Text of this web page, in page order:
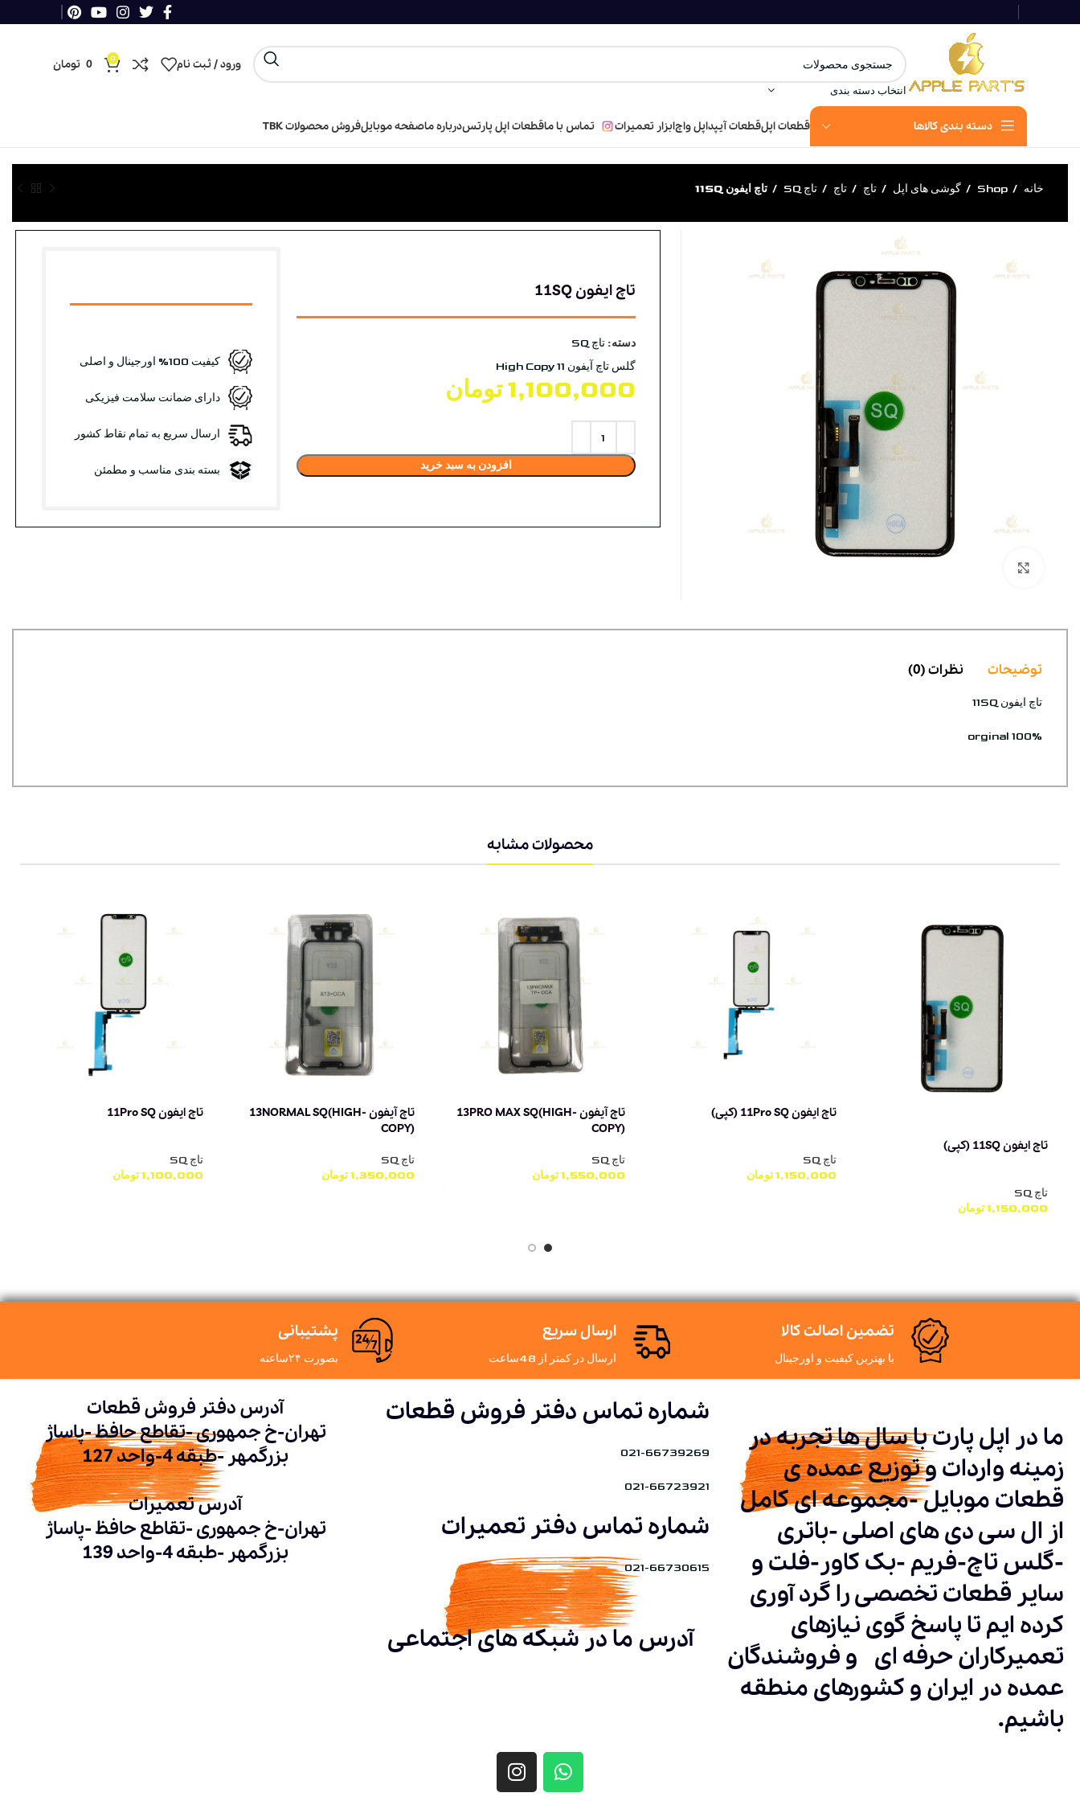
انتخاب دسته بندی
ورود / ثبت نام 0
0 تومان
دسته بندی کالاها قطعات اپلقطعات آیپداپل واچابزار تعمیرات تماس با ماقطعات اپل پارتسدرباره ماصفحه موبایلفروش محصولات TBK
خانه Shop گوشی های اپل تاچ تاچ تاچ SQ تاچ ایفون 11SQ
تاچ ایفون 11SQ
دسته: تاچ SQ
گلس تاچ آیفون 11 High Copy
1,100,000 تومان
افزودن به سبد خرید
کیفیت 100% اورجینال و اصلی
دارای ضمانت سلامت فیزیکی
ارسال سریع به تمام نقاط کشور
بسته بندی مناسب و مطمئن
توضیحات نظرات (0)
تاچ ایفون 11SQ
orginal 100%
محصولات مشابه
تاچ ایفون 11SQ (کپی)
تاچ SQ
1,150,000تومان
تاچ ایفون 11Pro SQ (کپی)
تاچ SQ
1,150,000تومان
تاچ آیفون 13PRO MAX SQ(HIGH-
COPY)
تاچ SQ
1,550,000 تومان
تاچ آیفون 13NORMAL SQ(HIGH-
COPY)
تاچ SQ
1,350,000تومان
تاچ ایفون 11Pro SQ
تاچ SQ
1,100,000تومان
تضمین اصالت کالا
با بهترین کیفیت و اورجینال
ارسال سریع
ارسال در کمتر از 48ساعت
پشتیبانی
بصورت ۲۴ساعته
ما در اپل پارت با سال ها تجربه در
زمینه واردات و توزیع عمده ی
قطعات موبایل -مجموعه ای کامل
از ال سی دی های اصلی -باتری
-گلس تاچ-فریم -بک کاور-فلت و
سایر قطعات تخصصی را گرد آوری
کرده ایم تا پاسخ گوی نیازهای
تعمیرکاران حرفه ای و فروشندگان
عمده در ایران و کشورهای منطقه
باشیم.
شماره تماس دفتر فروش قطعات
021-66739269
021-66723921
شماره تماس دفتر تعمیرات
021-66730615
آدرس ما در شبکه های اجتماعی
آدرس دفتر فروش قطعات
تهران-خ جمهوری -تقاطع حافظ -پاساژ
بزرگمهر -طبقه 4-واحد 127
آدرس تعمیرات
تهران-خ جمهوری -تقاطع حافظ -پاساژ
بزرگمهر -طبقه 4-واحد 139